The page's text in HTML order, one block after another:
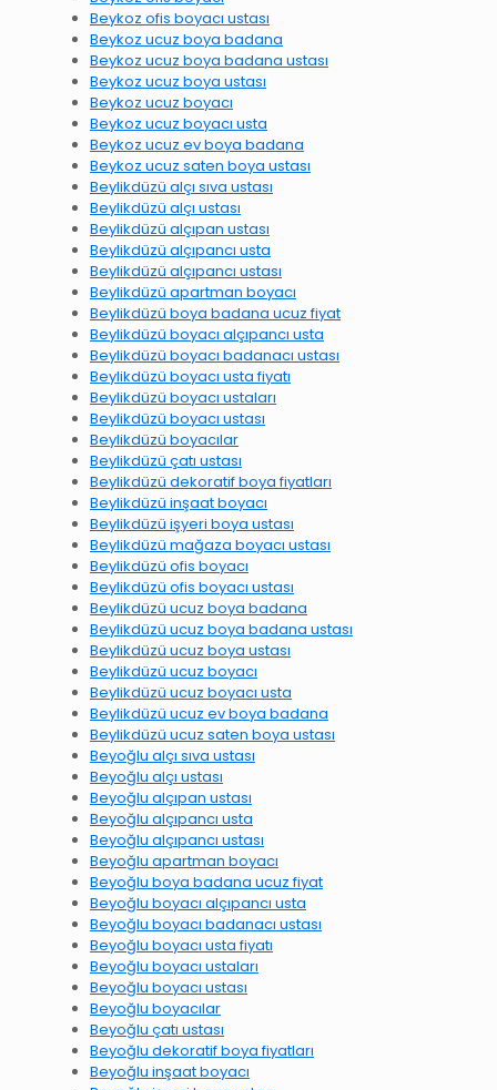
Beykoz ofis boyacı ustası
Beykoz ucuz boya badana
Beykoz ucuz boya badana ustası
Beykoz ucuz boya ustası
Beykoz ucuz boyacı
Beykoz ucuz boyacı usta
Beykoz ucuz ev boya badana
Beykoz ucuz saten boya ustası
Beylikdüzü alçı sıva ustası
Beylikdüzü alçı ustası
Beylikdüzü alçıpan ustası
Beylikdüzü alçıpancı usta
Beylikdüzü alçıpancı ustası
Beylikdüzü apartman boyacı
Beylikdüzü boya badana ucuz fiyat
Beylikdüzü boyacı alçıpancı usta
Beylikdüzü boyacı badanacı ustası
Beylikdüzü boyacı usta fiyatı
Beylikdüzü boyacı ustaları
Beylikdüzü boyacı ustası
Beylikdüzü boyacılar
Beylikdüzü çatı ustası
Beylikdüzü dekoratif boya fiyatları
Beylikdüzü inşaat boyacı
Beylikdüzü işyeri boya ustası
Beylikdüzü mağaza boyacı ustası
Beylikdüzü ofis boyacı
Beylikdüzü ofis boyacı ustası
Beylikdüzü ucuz boya badana
Beylikdüzü ucuz boya badana ustası
Beylikdüzü ucuz boya ustası
Beylikdüzü ucuz boyacı
Beylikdüzü ucuz boyacı usta
Beylikdüzü ucuz ev boya badana
Beylikdüzü ucuz saten boya ustası
Beyoğlu alçı sıva ustası
Beyoğlu alçı ustası
Beyoğlu alçıpan ustası
Beyoğlu alçıpancı usta
Beyoğlu alçıpancı ustası
Beyoğlu apartman boyacı
Beyoğlu boya badana ucuz fiyat
Beyoğlu boyacı alçıpancı usta
Beyoğlu boyacı badanacı ustası
Beyoğlu boyacı usta fiyatı
Beyoğlu boyacı ustaları
Beyoğlu boyacı ustası
Beyoğlu boyacılar
Beyoğlu çatı ustası
Beyoğlu dekoratif boya fiyatları
Beyoğlu inşaat boyacı